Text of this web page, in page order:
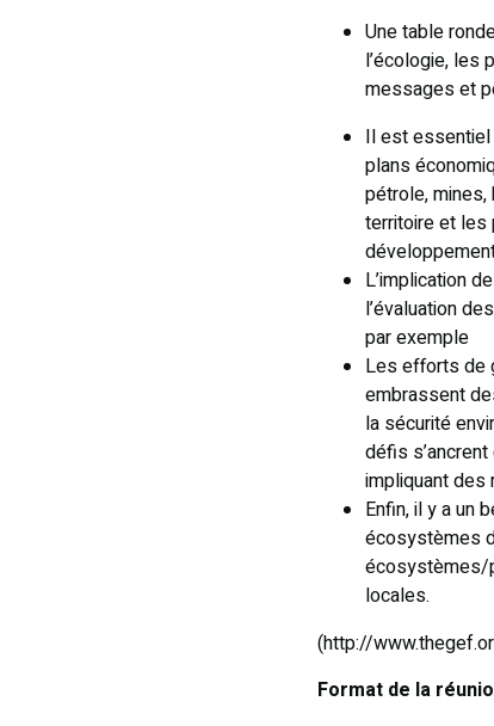
Une table
l’écologie, les
messages et
Il est essentiel
plans
pétrole,
territoire et les
L’implication
l’évaluation
par exemple
Les efforts de
embrassent
la sécurité
défis
impliquant des
Enfin, il y a un
écosystèmes
écosystèmes/
locales.
(http://
Format de la